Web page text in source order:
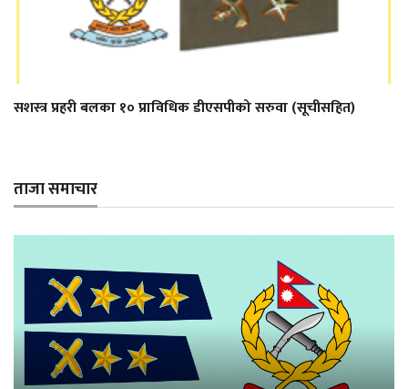
सशस्त्र प्रहरी बलका १० प्राविधिक डीएसपीको सरुवा (सूचीसहित)
ताजा समाचार